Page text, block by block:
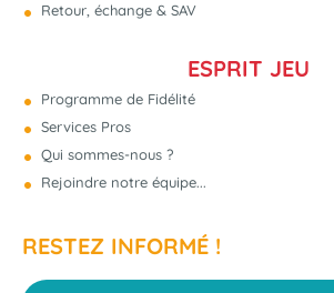
Retour, échange & SAV
ESPRIT JEU
Programme de Fidélité
Services Pros
Qui sommes-nous ?
Rejoindre notre équipe...
RESTEZ INFORMÉ !